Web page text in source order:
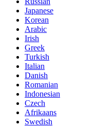
Japanese
Korean
Arabic
Irish
Greek
Turkish
Italian
Danish
Romanian
Indonesian
Czech
Afrikaans
Swedish